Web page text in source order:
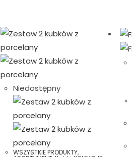
Niedostępny
WSZYSTKIE PRODUKTY,